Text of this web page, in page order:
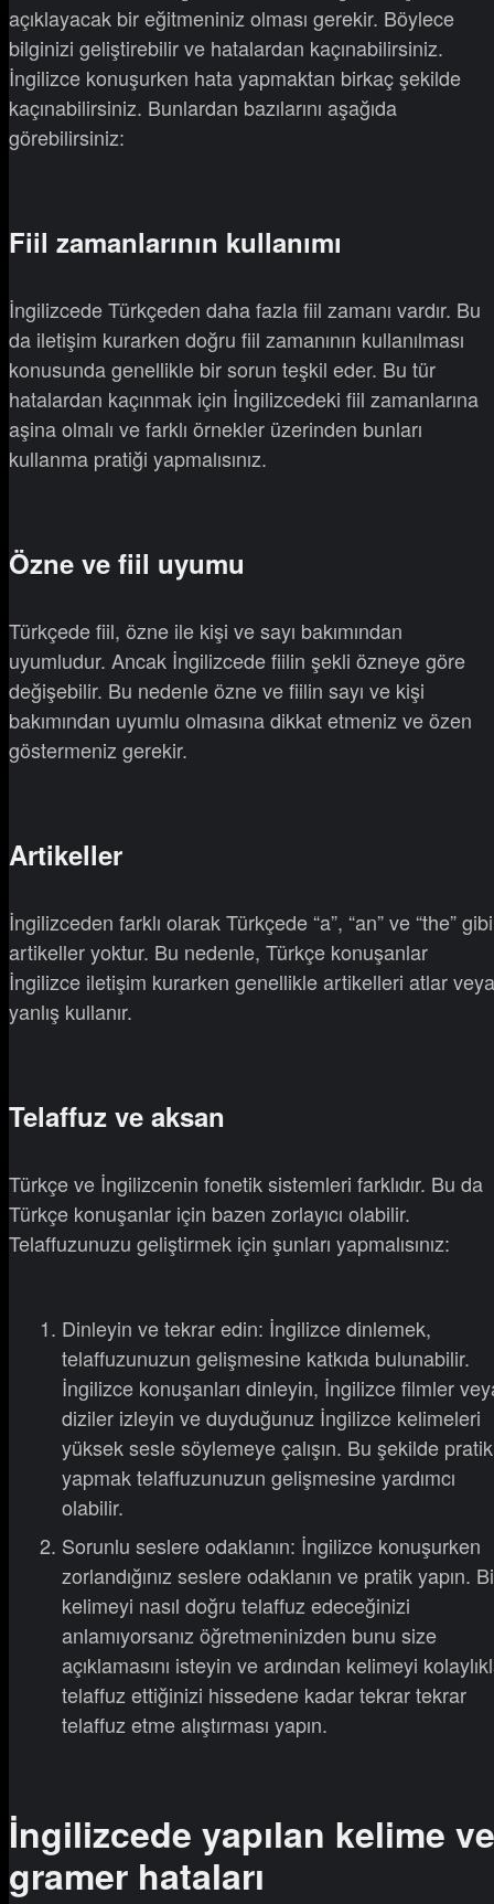
açıklayacak bir eğitmeniniz olması gerekir. Böylece
bilginizi geliştirebilir ve hatalardan kaçınabilirsiniz.
İngilizce konuşurken hata yapmaktan birkaç şekilde
kaçınabilirsiniz. Bunlardan bazılarını aşağıda
görebilirsiniz:
Fiil zamanlarının kullanımı
İngilizcede Türkçeden daha fazla fiil zamanı vardır. Bu
da iletişim kurarken doğru fiil zamanının kullanılması
konusunda genellikle bir sorun teşkil eder. Bu tür
hatalardan kaçınmak için İngilizcedeki fiil zamanlarına
aşina olmalı ve farklı örnekler üzerinden bunları
kullanma pratiği yapmalısınız.
Özne ve fiil uyumu
Türkçede fiil, özne ile kişi ve sayı bakımından
uyumludur. Ancak İngilizcede fiilin şekli özneye göre
değişebilir. Bu nedenle özne ve fiilin sayı ve kişi
bakımından uyumlu olmasına dikkat etmeniz ve özen
göstermeniz gerekir.
Artikeller
İngilizceden farklı olarak Türkçede “a”, “an” ve “the” gibi
artikeller yoktur. Bu nedenle, Türkçe konuşanlar
İngilizce iletişim kurarken genellikle artikelleri atlar veya
yanlış kullanır.
Telaffuz ve aksan
Türkçe ve İngilizcenin fonetik sistemleri farklıdır. Bu da
Türkçe konuşanlar için bazen zorlayıcı olabilir.
Telaffuzunuzu geliştirmek için şunları yapmalısınız:
Dinleyin ve tekrar edin: İngilizce dinlemek,
telaffuzunuzun gelişmesine katkıda bulunabilir.
İngilizce konuşanları dinleyin, İngilizce filmler
diziler izleyin ve duyduğunuz İngilizce kelimeleri
yüksek sesle söylemeye çalışın. Bu şekilde pratik
yapmak telaffuzunuzun gelişmesine yardımcı
olabilir.
Sorunlu seslere odaklanın: İngilizce konuşurken
zorlandığınız seslere odaklanın ve pratik yapın.
kelimeyi nasıl doğru telaffuz edeceğinizi
anlamıyorsanız öğretmeninizden bunu size
açıklamasını isteyin ve ardından kelimeyi
telaffuz ettiğinizi hissedene kadar tekrar tekrar
telaffuz etme alıştırması yapın.
İngilizcede yapılan kelime ve
gramer hataları